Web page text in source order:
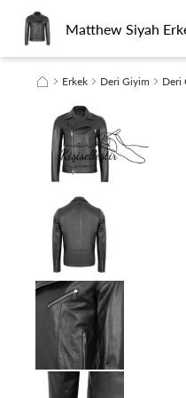
KADINERKEKSEYAHAT
Erkek Deri Giyim Deri
Matthew Siyah